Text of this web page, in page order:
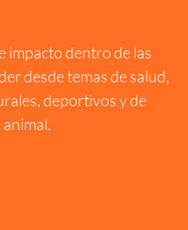
impacto dentro de las
desde temas de salud,
deportivos y de